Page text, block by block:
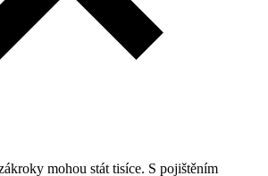
mohou stát tisíce. S pojištěním